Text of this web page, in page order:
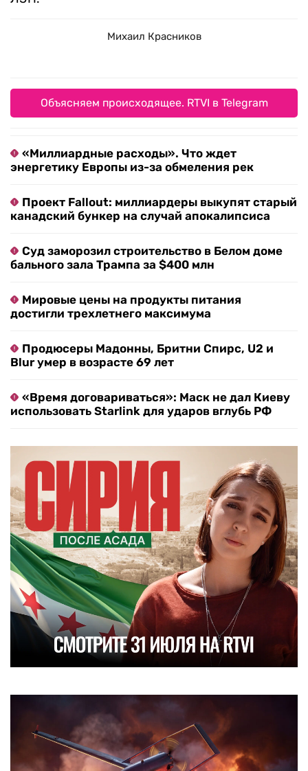
Михаил Красников
Объясняем происходящее. RTVI в Telegram
«Миллиардные расходы». Что ждет
энергетику Европы из-за обмеления рек
Проект Fallout: миллиардеры выкупят старый
канадский бункер на случай апокалипсиса
Суд заморозил строительство в Белом доме
бального зала Трампа за $400 млн
Мировые цены на продукты питания
достигли трехлетнего максимума
Продюсеры Мадонны, Бритни Спирс, U2 и
Blur умер в возрасте 69 лет
«Время договариваться»: Маск не дал Киеву
использовать Starlink для ударов вглубь РФ